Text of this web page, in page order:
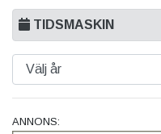
TIDSMASKIN
ANNONS: